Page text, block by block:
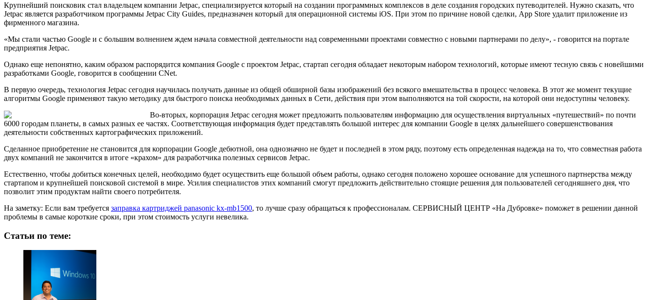
Крупнейший поисковик стал владельцем компании Jetpac, специализируется который на создании программных комплексов в деле создания городских путеводителей. Нужно сказать, что
Jetpac является разработчиком программы Jetpac City Guides, предназначен который для операционной системы iOS. При этом по причине новой сделки, App Store удалит приложение из
фирменного магазина.
«Мы стали частью Google и с большим волнением ждем начала совместной деятельности над современными проектами совместно с новыми партнерами по делу», - говорится на портале
предприятия Jetpac.
Однако еще непонятно, каким образом распорядится компания Google с проектом Jetpac, стартап сегодня обладает некоторым набором технологий, которые имеют тесную связь с новейшими
разработками Google, говорится в сообщении CNet.
В первую очередь, технология Jetpac сегодня научилась получать данные из общей обширной базы изображений без всякого вмешательства в процесс человека. В этот же момент текущие
алгоритмы Google применяют такую методику для быстрого поиска необходимых данных в Сети, действия при этом выполняются на той скорости, на которой они недоступны человеку.
Во-вторых, корпорация Jetpac сегодня может предложить пользователям информацию для осуществления виртуальных «путешествий» по почти
6000 городам планеты, в самых разных ее частях. Соответствующая информация будет представлять большой интерес для компании Google в целях дальнейшего совершенствования
деятельности собственных картографических приложений.
Сделанное приобретение не становится для корпорации Google дебютной, она однозначно не будет и последней в этом ряду, поэтому есть определенная надежда на то, что совместная работа
двух компаний не закончится в итоге «крахом» для разработчика полезных сервисов Jetpac.
Естественно, чтобы добиться конечных целей, необходимо будет осуществить еще большой объем работы, однако сегодня положено хорошее основание для успешного партнерства между
стартапом и крупнейшей поисковой системой в мире. Усилия специалистов этих компаний смогут предложить действительно стоящие решения для пользователей сегодняшнего дня, что
позволит этим продуктам найти своего потребителя.
На заметку: Если вам требуется заправка картриджей panasonic kx-mb1500, то лучше сразу обращаться к профессионалам. СЕРВИСНЫЙ ЦЕНТР «На Дубровке» поможет в решении данной
проблемы в самые короткие сроки, при этом стоимость услуги невелика.
Статьи по теме: